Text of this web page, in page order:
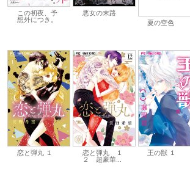
この初夜、予
想外につき。
悪女の末路
夏の空色
恋と弾丸 １
恋と弾丸 １
２ 超豪華...
王の獣 １